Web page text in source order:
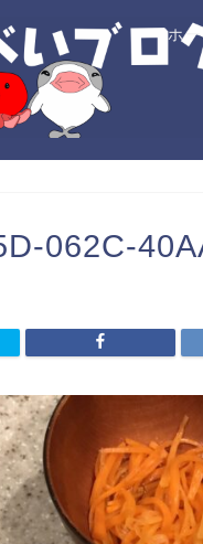
ホ
062C-